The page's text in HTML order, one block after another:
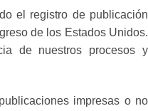
el registro de publicación
de los Estados Unidos.
de nuestros procesos y
impresas o no